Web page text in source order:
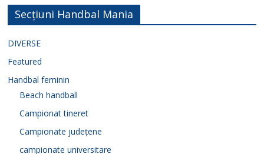
Secțiuni Handbal Mania
DIVERSE
Featured
Handbal feminin
Beach handball
Campionat tineret
Campionate județene
campionate universitare